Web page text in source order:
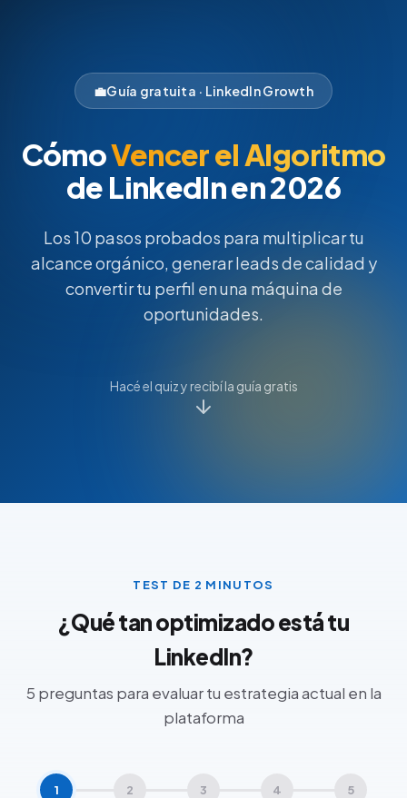
💼Guía gratuita · LinkedIn Growth
CómoVencer el Algoritmo
de LinkedIn en 2026
Los 10 pasos probados para multiplicar tu
alcance orgánico, generar leads de calidad y
convertir tu perfil en una máquina de
oportunidades.
Hacé el quiz y recibí la guía gratis
TEST DE 2 MINUTOS
¿Qué tan optimizado está tu
LinkedIn?
5 preguntas para evaluar tu estrategia actual en la
plataforma
1 2 3 4 5